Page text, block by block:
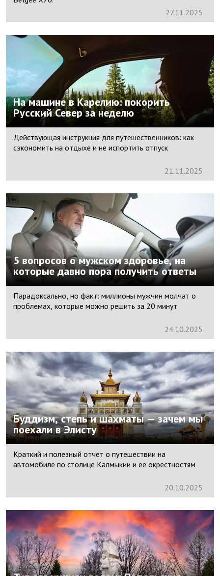
27.11.2025
На машине в Карелию: покорить
Русский Север за неделю
Действующая инструкция для путешественников: как
сэкономить на отдыхе и не испортить отпуск
21.11.2025
5 вопросов о мужском здоровье, на
которые давно пора получить ответы
Парадоксально, но факт: миллионы мужчин молчат о
проблемах, которые можно решить за 20 минут
24.10.2025
Буддизм, степь и шахматы — зачем мы
поехали в Элисту
Краткий и полезный отчет о путешествии на
автомобиле по столице Калмыкии и ее окрестностям
20.10.2025